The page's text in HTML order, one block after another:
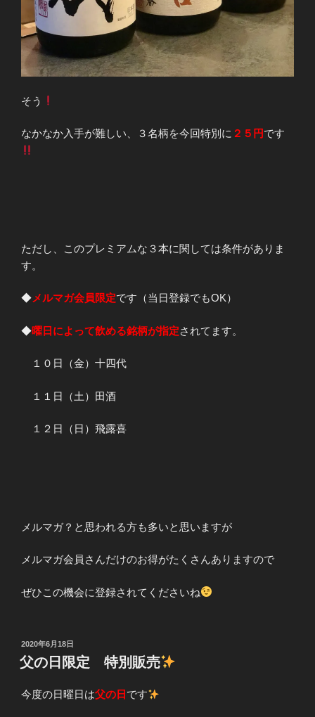
そう
なかなか入手が難しい、３名柄を今回特別に ２５円です
ただし、このプレミアムな３本に関しては条件がありま
す。
◆メルマガ会員限定です（当日登録でもOK）
◆曜日によって飲める銘柄が指定されてます。
１０日（金）十四代
１１日（土）田酒
１２日（日）飛露喜
メルマガ？と思われる方も多いと思いますが
メルマガ会員さんだけのお得がたくさんありますので
ぜひこの機会に登録されてくださいね
投
稿
日:
2020年6月18日
父の日限定 特別販売
今度の日曜日は父の日 です